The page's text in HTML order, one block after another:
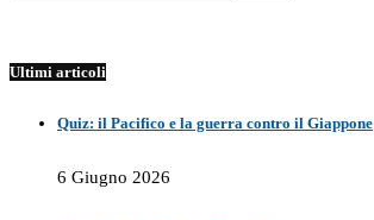
Ultimi articoli
Quiz: il Pacifico e la guerra contro il Giappone
6 Giugno 2026